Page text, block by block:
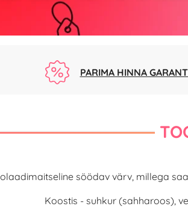
PARIMA HINNA
söödav värv, millega
Koostis - suhkur (sahharoos),